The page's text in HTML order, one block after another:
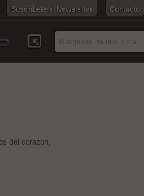
Contacto
Suscríbete al Newsletter
del corazon,